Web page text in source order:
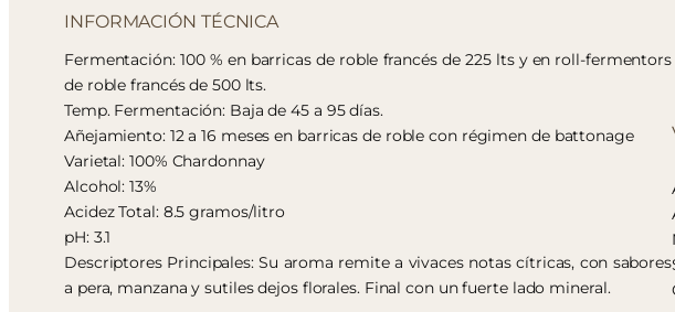
INFORMACIÓN TÉCNICA
Fermentación: 100 % en barricas de roble francés de 225 lts y en roll-fermentors
de roble francés de 500 lts.
Temp. Fermentación: Baja de 45 a 95 días.
Añejamiento: 12 a 16 meses en barricas de roble con régimen de battonage
Varietal: 100% Chardonnay
Alcohol: 13%
Acidez Total: 8.5 gramos/litro
pH: 3.1
Descriptores Principales: Su aroma remite a vivaces notas cítricas, con sabores
a pera, manzana y sutiles dejos florales. Final con un fuerte lado mineral.